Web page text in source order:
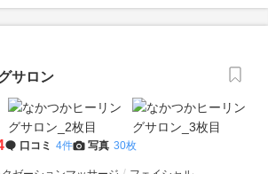
サロン
口コミ 4件 写真 30枚